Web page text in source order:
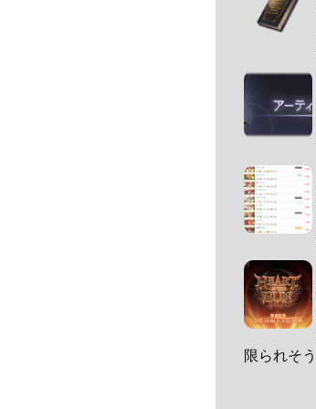
限られそう